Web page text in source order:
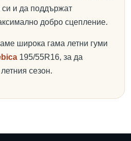
и да поддържат
добро сцепление.
широка гама летни гуми
195/55R16, за да
сезон.